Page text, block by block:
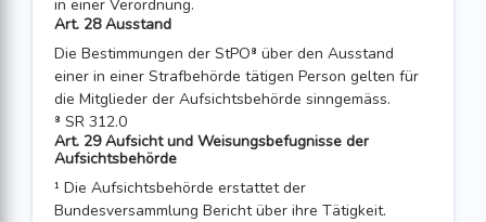
in einer Verordnung.
Art. 28 Ausstand
Die Bestimmungen der StPO⁸ über den Ausstand
einer in einer Strafbehörde tätigen Person gelten für
die Mitglieder der Aufsichtsbehörde sinngemäss.
⁸ SR 312.0
Art. 29 Aufsicht und Weisungsbefugnisse der
Aufsichtsbehörde
¹ Die Aufsichtsbehörde erstattet der
Bundesversammlung Bericht über ihre Tätig­keit.